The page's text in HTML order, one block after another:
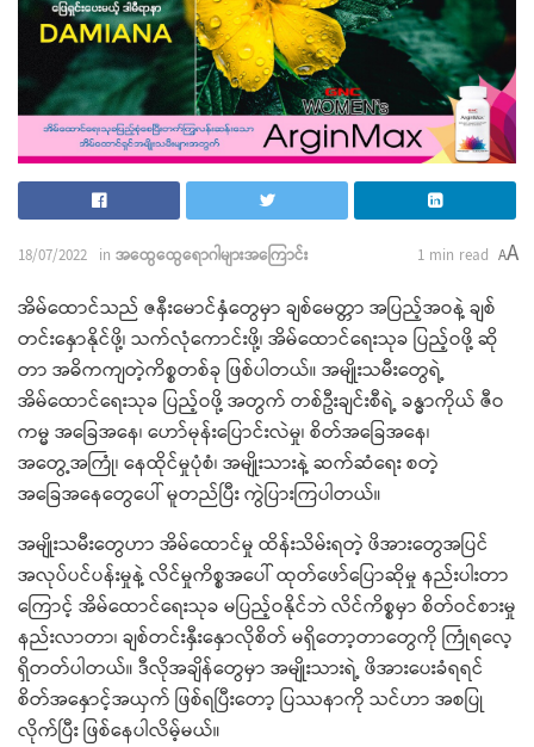
18/07/2022 in အထွေထွေရောဂါများအကြောင်း 1 min read AA
အိမ်ထောင်သည် ဇနီးမောင်နှံတွေမှာ ချစ်မေတ္တာ အပြည့်အဝနဲ့ ချစ်
တင်းနှောနိုင်ဖို့၊ သက်လုံကောင်းဖို့၊ အိမ်ထောင်ရေးသုခ ပြည့်ဝဖို့ ဆို
တာ အဓိကကျတဲ့ကိစ္စတစ်ခု ဖြစ်ပါတယ်။ အမျိုးသမီးတွေရဲ့
အိမ်ထောင်ရေးသုခ ပြည့်ဝဖို့ အတွက် တစ်ဦးချင်းစီရဲ့ ခန္ဓာကိုယ် ဇီဝ
ကမ္မ အခြေအနေ၊ ဟော်မုန်းပြောင်းလဲမှု၊ စိတ်အခြေအနေ၊
အတွေ့အကြုံ၊ နေထိုင်မှုပုံစံ၊ အမျိုးသားနဲ့ ဆက်ဆံရေး စတဲ့
အခြေအနေတွေပေါ် မူတည်ပြီး ကွဲပြားကြပါတယ်။
အမျိုးသမီးတွေဟာ အိမ်ထောင်မှု ထိန်းသိမ်းရတဲ့ ဖိအားတွေအပြင်
အလုပ်ပင်ပန်းမှုနဲ့ လိင်မှုကိစ္စအပေါ် ထုတ်ဖော်ပြောဆိုမှု နည်းပါးတာ
ကြောင့် အိမ်ထောင်ရေးသုခ မပြည့်ဝနိုင်ဘဲ လိင်ကိစ္စမှာ စိတ်ဝင်စားမှု
နည်းလာတာ၊ ချစ်တင်းနှီးနှောလိုစိတ် မရှိတော့တာတွေကို ကြုံရလေ့
ရှိတတ်ပါတယ်။ ဒီလိုအချိန်တွေမှာ အမျိုးသားရဲ့ ဖိအားပေးခံရရင်
စိတ်အနှောင့်အယှက် ဖြစ်ရပြီးတော့ ပြဿနာကို သင်ဟာ အစပြု
လိုက်ပြီး ဖြစ်နေပါလိမ့်မယ်။